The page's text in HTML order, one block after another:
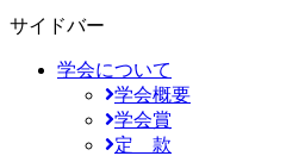
サイドバー
学会について
学会概要
学会賞
定 款